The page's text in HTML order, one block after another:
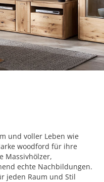
und voller Leben wie
woodford für ihre
Massivhölzer,
echte Nachbildungen.
jeden Raum und Stil